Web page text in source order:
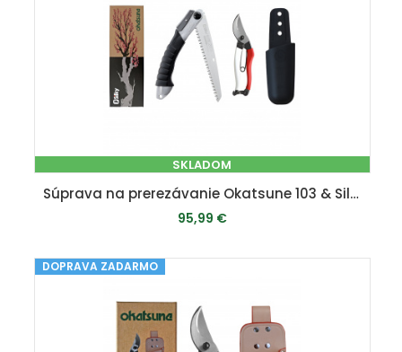
SKLADOM
Súprava na prerezávanie Okatsune 103 & Silky Super Accel
95,99 €
PRIDAŤ DO KOŠÍKA
DOPRAVA ZADARMO